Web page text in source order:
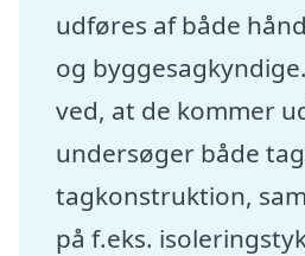
udføres af både
og
ved, at de kommer
undersøger både
tagkonstruktion,
på f.eks.